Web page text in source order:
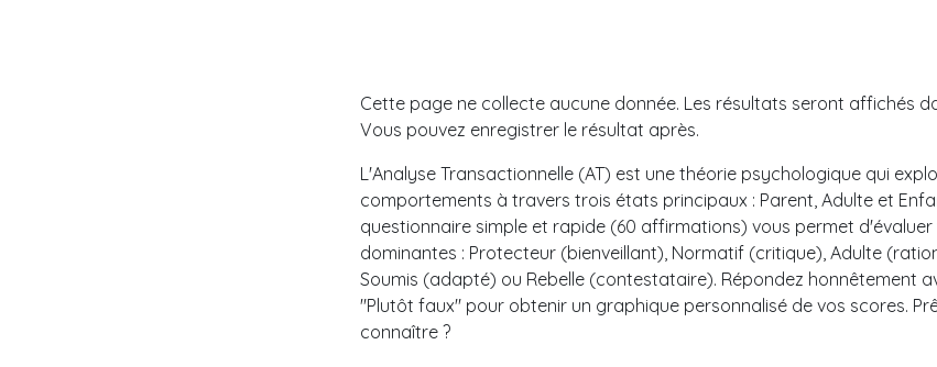
Cette page ne collecte aucune donnée. Les résultats seront affichés
Vous pouvez enregistrer le résultat après.
L'Analyse Transactionnelle (AT) est une théorie psychologique qui
comportements à travers trois états principaux : Parent, Adulte et
questionnaire simple et rapide (60 affirmations) vous permet
dominantes : Protecteur (bienveillant), Normatif (critique), Adulte
Soumis (adapté) ou Rebelle (contestataire). Répondez honnêtement
"Plutôt faux" pour obtenir un graphique personnalisé de vos scores.
connaître ?